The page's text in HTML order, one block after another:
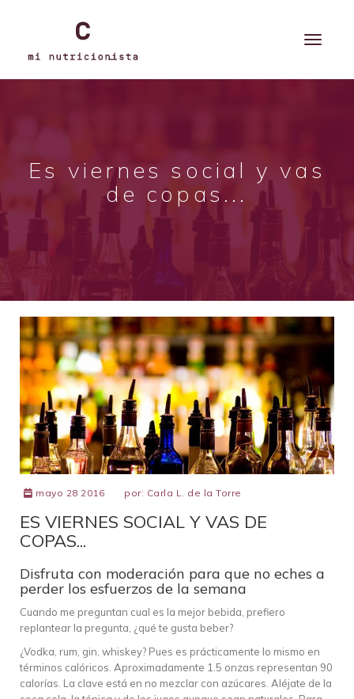
Es viernes social y vas
de copas...
mayo 28 2016 por: Carla L. de la Torre
ES VIERNES SOCIAL Y VAS DE
COPAS...
Disfruta con moderación para que no eches a
perder los esfuerzos de la semana
Cuando me preguntan cual es la mejor bebida, prefiero
replantear la pregunta, ¿qué te gusta beber?
¿Vodka, rum, gin, whiskey? Pues es prácticamente lo mismo en
términos calóricos. Aproximadamente 1.5 onzas representan 90
calorías. La clave está en no mezclar con azúcares. Aléjate de la